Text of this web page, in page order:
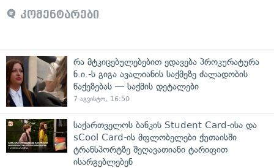
კომენტარები
რა მტკიცებულებებით ედავება პროკურატურა
ნ.ი.-ს გიგა ავალიანის საქმეზე ძალადობის
წაქეზებას — საქმის დეტალები
7 აგვისტო, 16:50
საქართველოს ბანკის Student Card-ისა და
sCool Card-ის მფლობელები ქუთაისში
ტრანსპორტზე შეღავათიანი ტარიფით
ისარგებლებენ